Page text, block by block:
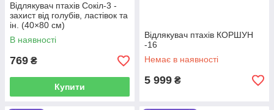
Відлякувач птахів Сокіл-3 -
захист від голубів, ластівок та
ін. (40×80 см)
В наявності
769 ₴
Купити
Відлякувач птахів КОРШУН
-16
Немає в наявності
5 999 ₴